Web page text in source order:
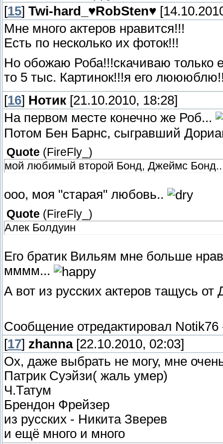
[15] Twi-hard_♥RobSten♥
Мне много актеров нравится!!!
Есть по несколько их фоток!!!
Но обожаю Роба!!!скачиваю только
то 5 тыс. Картинок!!!я его
[16] Нотик [21.10.2010, 18:28]
На первом месте конечно же Роб...
Потом Бен Барнс, сыгравший
Quote (FireFly_ )
мой любимый второй Бонд, Джеймс
ооо, моя "старая" любовь..
Quote (FireFly_ )
Алек Болдуин
Его братик Вильям мне больше
мммм...
А вот из русских актеров тащусь
Сообщение отредактировал Notik76
[17] zhanna[22.10.2010, 02:03]
Ох, даже выбрать не могу, мне
Патрик Суэйзи( жаль умер)
Ч.Татум
Брендон Фрейзер
из русских - Никита Зверев
и ещё много и много